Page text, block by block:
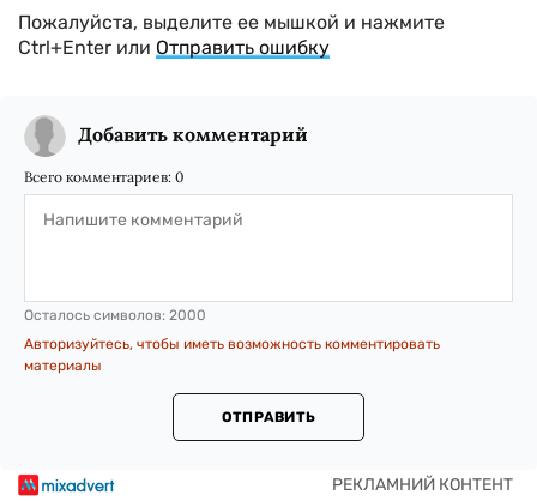
Пожалуйста, выделите ее мышкой и нажмите
Ctrl+Enter или Отправить ошибку
Добавить комментарий
Всего комментариев: 0
Осталось символов: 2000
Авторизуйтесь, чтобы иметь возможность комментировать
материалы
ОТПРАВИТЬ